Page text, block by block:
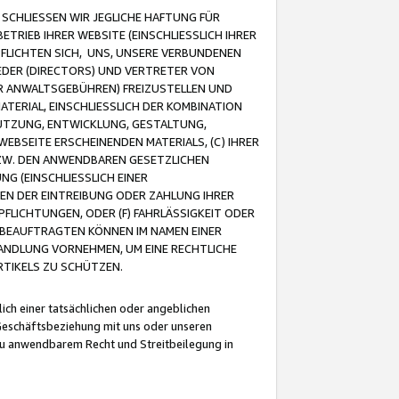
WIR JEGLICHE HAFTUNG FÜR
IHRER WEBSITE (EINSCHLIESSLICH IHRER
SICH, UNS, UNSERE VERBUNDENEN
(DIRECTORS) UND VERTRETER VON
FREIZUSTELLEN UND
EINSCHLIESSLICH DER KOMBINATION
ENTWICKLUNG, GESTALTUNG,
ERSCHEINENDEN MATERIALS, (C) IHRER
DEN ANWENDBAREN GESETZLICHEN
(EINSCHLIESSLICH EINER
DER EINTREIBUNG ODER ZAHLUNG IHRER
ODER (F) FAHRLÄSSIGKEIT ODER
KÖNNEN IM NAMEN EINER
VORNEHMEN, UM EINE RECHTLICHE
ZU SCHÜTZEN.
einer tatsächlichen oder angeblichen
mit uns oder unseren
anwendbarem Recht und Streitbeilegung in